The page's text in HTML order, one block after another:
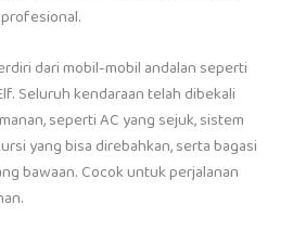
dari mobil-mobil andalan seperti
Seluruh kendaraan telah dibekali
seperti AC yang sejuk, sistem
yang bisa direbahkan, serta bagasi
bawaan. Cocok untuk perjalanan